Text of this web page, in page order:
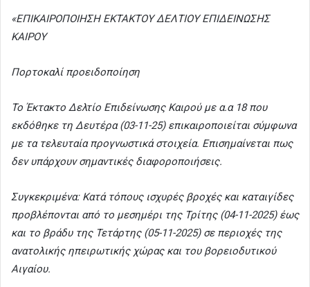
«ΕΠΙΚΑΙΡΟΠΟΙΗΣΗ ΕΚΤΑΚΤΟΥ ΔΕΛΤΙΟΥ ΕΠΙΔΕΙΝΩΣΗΣ
ΚΑΙΡΟΥ
Πορτοκαλί προειδοποίηση
Το Έκτακτο Δελτίο Επιδείνωσης Καιρού με α.α 18 που
εκδόθηκε τη Δευτέρα (03-11-25) επικαιροποιείται σύμφωνα
με τα τελευταία προγνωστικά στοιχεία. Επισημαίνεται πως
δεν υπάρχουν σημαντικές διαφοροποιήσεις.
Συγκεκριμένα: Κατά τόπους ισχυρές βροχές και καταιγίδες
προβλέπονται από το μεσημέρι της Τρίτης (04-11-2025) έως
και το βράδυ της Τετάρτης (05-11-2025) σε περιοχές της
ανατολικής ηπειρωτικής χώρας και του βορειοδυτικού
Αιγαίου.